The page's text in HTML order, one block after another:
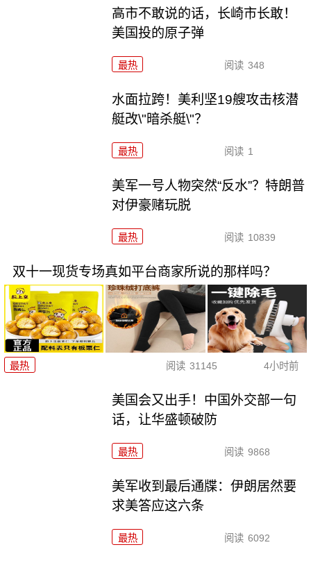
高市不敢说的话，长崎市长敢！
美国投的原子弹
最热 阅读 348
水面拉跨！美利坚19艘攻击核潜
艇改\"暗杀艇\"？
最热 阅读 1
美军一号人物突然“反水”？特朗普
对伊豪赌玩脱
最热 阅读 10839
双十一现货专场真如平台商家所说的那样吗？
最热 阅读 31145 4小时前
美国会又出手！中国外交部一句
话，让华盛顿破防
最热 阅读 9868
美军收到最后通牒：伊朗居然要
求美答应这六条
最热 阅读 6092